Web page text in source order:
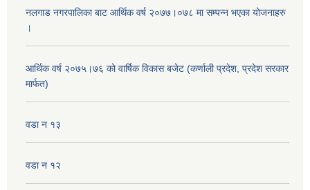
नलगाड नगरपालिका बाट आर्थिक वर्ष २०७७।०७८ मा सम्पन्न भएका योजनाहरु
।
आर्थिक वर्ष २०७५।७६ को वार्षिक विकास बजेट (कर्णाली प्रदेश, प्रदेश सरकार
मार्फत)
वडा न १३
वडा न १२